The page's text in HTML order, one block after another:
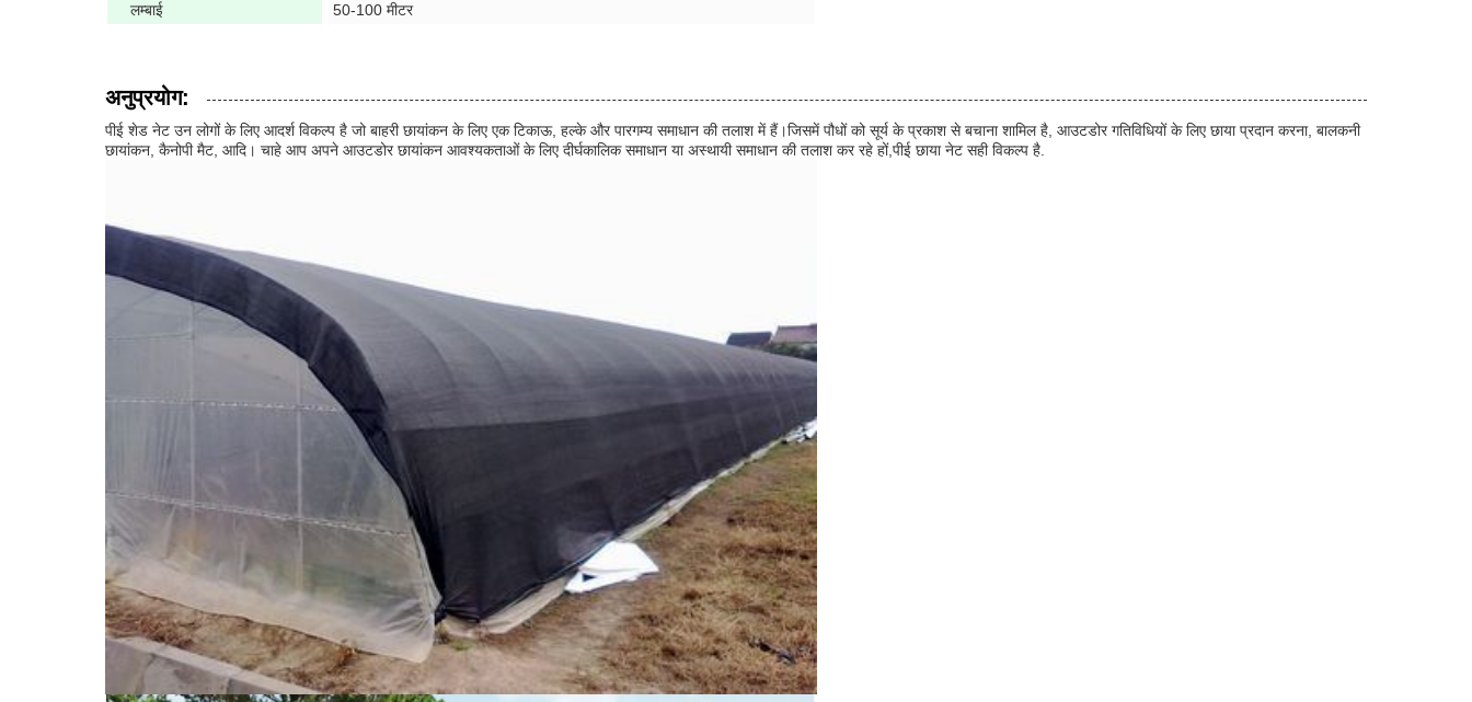
लम्बाई
50-100 मीटर
अनुप्रयोग:
पीई शेड नेट उन लोगों के लिए आदर्श विकल्प है जो बाहरी छायांकन के लिए एक टिकाऊ, हल्के और पारगम्य समाधान की तलाश में हैं।जिसमें पौधों को सूर्य के प्रकाश से बचाना शामिल है, आउटडोर गतिविधियों के लिए छाया प्रदान करना, बालकनी
छायांकन, कैनोपी मैट, आदि। चाहे आप अपने आउटडोर छायांकन आवश्यकताओं के लिए दीर्घकालिक समाधान या अस्थायी समाधान की तलाश कर रहे हों,पीई छाया नेट सही विकल्प है.